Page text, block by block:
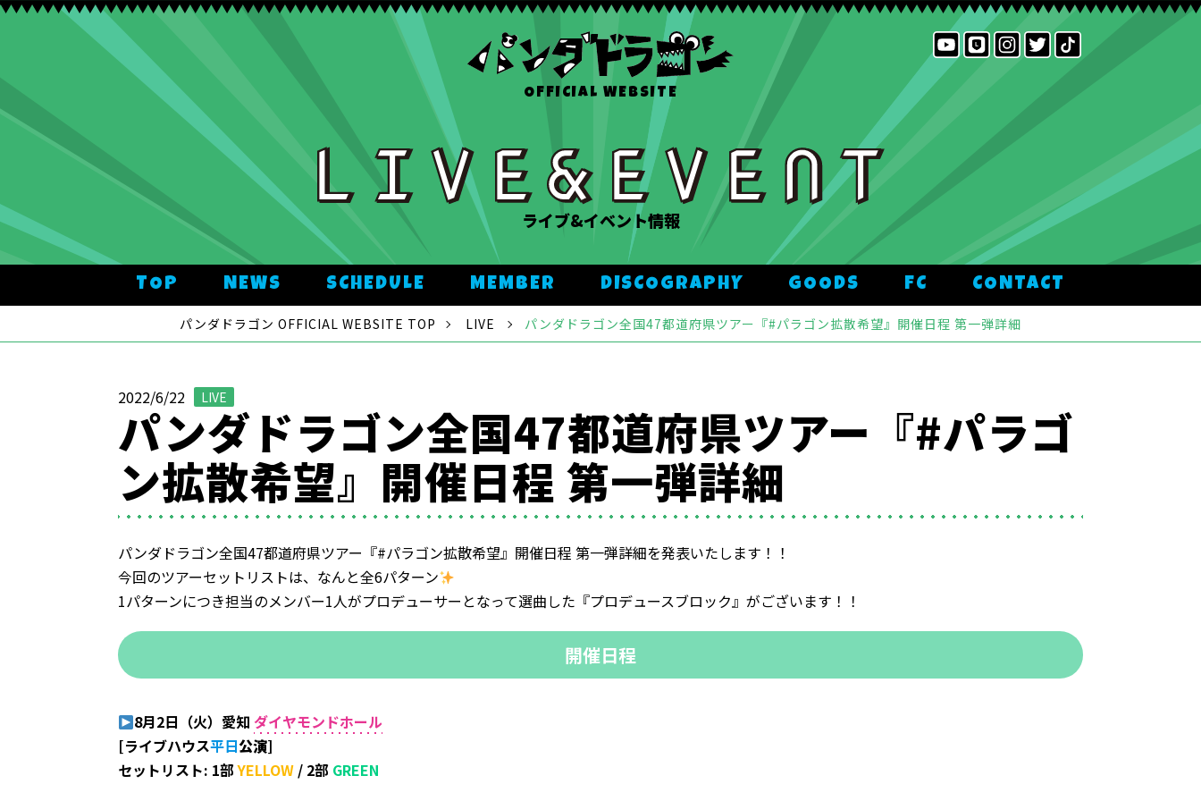
OFFICIAL WEBSITE
ライブ&イベント情報
TOP NEWS SCHEDULE MEMBER DISCOGRAPHY GOODS FC CONTACT
パンダドラゴン OFFICIAL WEBSITE TOP LIVE パンダドラゴン全国47都道府県ツアー『#パラゴン拡散希望』開催日程 第一弾詳細
2022/6/22 LIVE
パンダドラゴン全国47都道府県ツアー『#パラゴ
ン拡散希望』開催日程 第一弾詳細
パンダドラゴン全国47都道府県ツアー『#パラゴン拡散希望』開催日程 第一弾詳細を発表いたします！！
今回のツアーセットリストは、なんと全6パターン
1パターンにつき担当のメンバー1人がプロデューサーとなって選曲した『プロデュースブロック』がございます！！
開催日程
8月2日（火）愛知 ダイヤモンドホール
[ライブハウス平日公演]
セットリスト: 1部YELLOW / 2部 GREEN